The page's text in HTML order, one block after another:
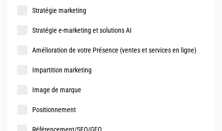
Stratégie marketing
Stratégie e-marketing et solutions AI
Amélioration de votre Présence (ventes et services en ligne)
Impartition marketing
Image de marque
Positionnement